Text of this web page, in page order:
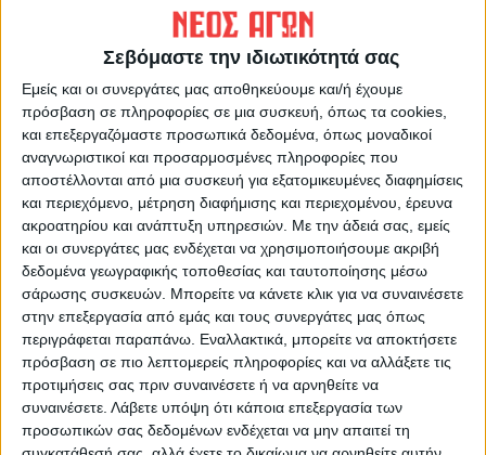
Σεβόμαστε την ιδιωτικότητά σας
Εμείς και οι συνεργάτες μας αποθηκεύουμε και/ή έχουμε
πρόσβαση σε πληροφορίες σε μια συσκευή, όπως τα cookies,
και επεξεργαζόμαστε προσωπικά δεδομένα, όπως μοναδικοί
αναγνωριστικοί και προσαρμοσμένες πληροφορίες που
αποστέλλονται από μια συσκευή για εξατομικευμένες διαφημίσεις
και περιεχόμενο, μέτρηση διαφήμισης και περιεχομένου, έρευνα
ακροατηρίου και ανάπτυξη υπηρεσιών. Με την άδειά σας, εμείς
και οι συνεργάτες μας ενδέχεται να χρησιμοποιήσουμε ακριβή
δεδομένα γεωγραφικής τοποθεσίας και ταυτοποίησης μέσω
σάρωσης συσκευών. Μπορείτε να κάνετε κλικ για να συναινέσετε
στην επεξεργασία από εμάς και τους συνεργάτες μας όπως
περιγράφεται παραπάνω. Εναλλακτικά, μπορείτε να αποκτήσετε
πρόσβαση σε πιο λεπτομερείς πληροφορίες και να αλλάξετε τις
προτιμήσεις σας πριν συναινέσετε ή να αρνηθείτε να
συναινέσετε. Λάβετε υπόψη ότι κάποια επεξεργασία των
προσωπικών σας δεδομένων ενδέχεται να μην απαιτεί τη
Ναγκόρνο Καραμπάχ:
Αρμένιοι καίνε τα σπίτια τους
για να μην τα παραδώσουν -
«Δεν το αφήνω στους
Τούρκους»
Από την αρχή στήθηκε το
κοινωνικό φαρμακείο του
Δήμου Καρδίτσας
Δημοσιογραφική Ομάδα ΝΕΟΣ ΑΓΩΝ
https://neosagon.gr
Η Αρχαιότερη Καθημερινή Πρωινή Εφημερίδα της Καρδίτσας